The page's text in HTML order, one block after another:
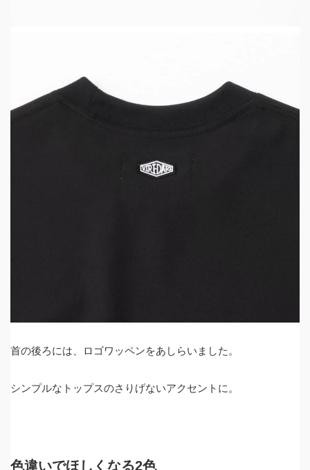
首の後ろには、ロゴワッペンをあしらいました。
シンプルなトップスのさりげないアクセントに。
色違いでほしくなる2色